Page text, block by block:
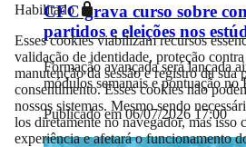
CFC grava curso sobre
partidos e eleições nos
Formação avançada será lançada
módulos semanais e pontuação no
Publicado em 06/07/2026 17:00
Habilitado
Esses cookies viabilizam recursos
validação de identidade, proteção
manutenção da sessão e registro da sua
consentimento. Esses cookies não
nossos sistemas. Mesmo sendo
los diretamente no navegador, mas isso
experiência e afetará o funcionamento